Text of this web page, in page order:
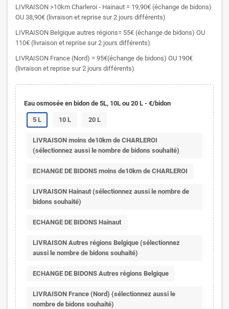
LIVRAISON >10km Charleroi - Hainaut = 19,90€ (échange de bidons)
OU 38,90€ (livraison et reprise sur 2 jours différents)
LIVRAISON Belgique autres régions= 55€ (échange de bidons) OU
110€ (livraison et reprise sur 2 jours différents)
LIVRAISON France (Nord) = 95€(échange de bidons) OU 190€
(livraison et reprise sur 2 jours différents)
Eau osmosée en bidon de 5L, 10L ou 20 L - €/bidon
5 L 10 L 20 L
LIVRAISON moins de10km de CHARLEROI
(sélectionnez aussi le nombre de bidons souhaité)
ECHANGE DE BIDONS moins de10km de CHARLEROI
LIVRAISON Hainaut (sélectionnez aussi le nombre de
bidons souhaité)
ECHANGE DE BIDONS Hainaut
LIVRAISON Autres régions Belgique (sélectionnez
aussi le nombre de bidons souhaité)
ECHANGE DE BIDONS Autres régions Belgique
LIVRAISON France (Nord) (sélectionnez aussi le
nombre de bidons souhaité)